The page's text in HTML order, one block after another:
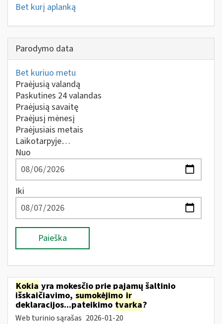
Bet kurį aplanką
Parodymo data
Bet kuriuo metu
Praėjusią valandą
Paskutines 24 valandas
Praėjusią savaitę
Praėjusį mėnesį
Praėjusiais metais
Laikotarpyje…
Nuo
Iki
Paieška
Kokia yra mokesčio prie pajamų šaltinio
išskaičiavimo, sumokėjimo ir
deklaracijos...pateikimotvarka?
Web turinio sąrašas 2026-01-20